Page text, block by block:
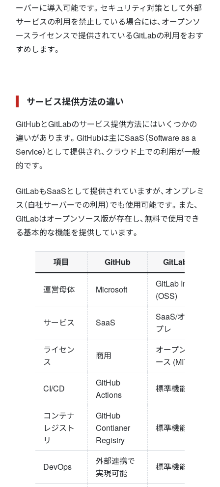
ーバーに導入可能です。セキュリティ対策として外部
サービスの利用を禁止している場合には、オープンソ
ースライセンスで提供されているGitLabの利用をおす
すめします。
サービス提供方法の違い
GitHubとGitLabのサービス提供方法にはいくつかの
違いがあります。GitHubは主にSaaS（Software as a
Service）として提供され、クラウド上での利用が一般
的です。
GitLabもSaaSとして提供されていますが、オンプレミ
ス（自社サーバーでの利用）でも使用可能です。また、
GitLabはオープンソース版が存在し、無料で使用でき
る基本的な機能を提供しています。
項目 GitHub GitLab
運営母体 Microsoft
GitLab Inc.
(OSS)
サービス SaaS
SaaS/オン
プレ
ライセン
ス
商用
オープンソ
ース (MIT)
CI/CD
GitHub
Actions
標準機能
コンテナ
レジスト
リ
GitHub
Contianer
Registry
標準機能
DevOps
外部連携で
実現可能
標準機能